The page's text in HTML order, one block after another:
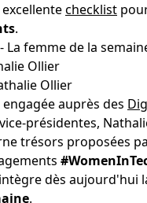
checklist
.
La femme de la
Ollier
engagée auprès des
présidentes,
trésors proposées
dès aujourd'hui
.